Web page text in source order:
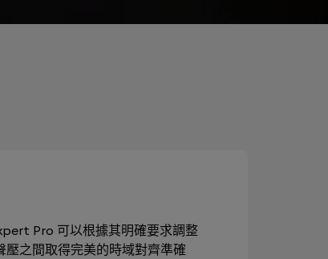
Pro 可以根據其明確要求調整
之間取得完美的時域對齊準確